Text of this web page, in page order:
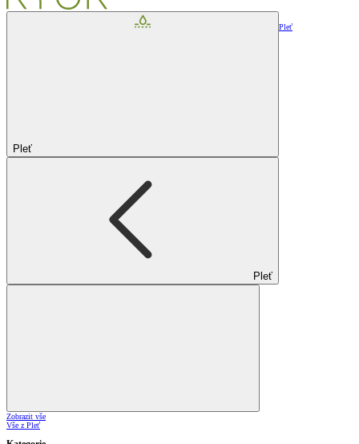
Pleť
Pleť
Pleť
Zobrazit vše
Vše z Pleť